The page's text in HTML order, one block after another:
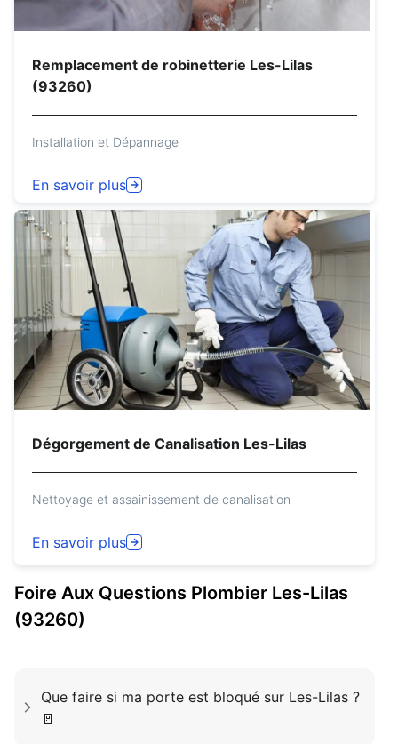
Remplacement de robinetterie Les-Lilas
(93260)
Installation et Dépannage
En savoir plus
Dégorgement de Canalisation Les-Lilas
Nettoyage et assainissement de canalisation
En savoir plus
Foire Aux Questions Plombier Les-Lilas
(93260)
Que faire si ma porte est bloqué sur Les-Lilas ?
🚪